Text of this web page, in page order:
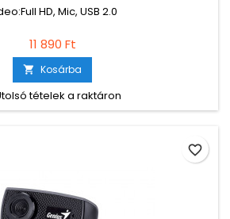
HD, Mic, USB 2.0
11 890 Ft
 Kosárba
tételek a raktáron
favorite_border